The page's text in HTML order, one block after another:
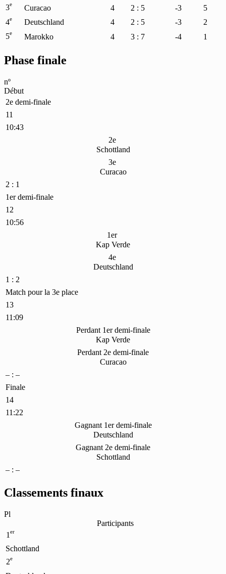
3e Curacao 4 2 : 5 -3
5
4e Deutschland 4 2 : 5 -3
2
5e Marokko 4 3 : 7 -4 1
Phase finale
nº
Début
2e demi-finale
11
10:43
2e
Schottland
3e
Curacao
2 : 1
1er demi-finale
12
10:56
1er
Kap Verde
4e
Deutschland
1 : 2
Match pour la 3e place
13
11:09
Perdant 1er demi-finale
Kap Verde
Perdant 2e demi-finale
Curacao
– : –
Finale
14
11:22
Gagnant 1er demi-finale
Deutschland
Gagnant 2e demi-finale
Schottland
– : –
Classements finaux
Pl
Participants
1 er
Schottland
2e